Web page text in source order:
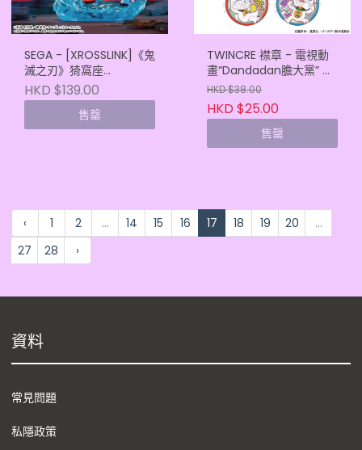
SEGA - [XROSSLINK]《鬼
滅之刃》猗窩座
(4582733455969)
HKD $139.00
售罄
TWINCRE 襟章 - 電視動
畫“Dandadan膽大黨” 高
速婆婆招財貓
(4571653549308)
HKD $38.00
HKD $25.00
售罄
‹ 1 2 ... 14 15 16 17 18 19 20
...
27
28 ›
資料
常見問題
私隱政策